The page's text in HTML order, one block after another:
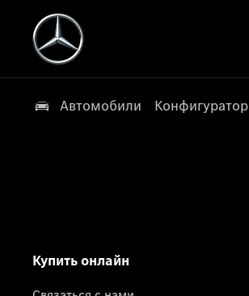
Автомобили Конфигуратор
Купить онлайн